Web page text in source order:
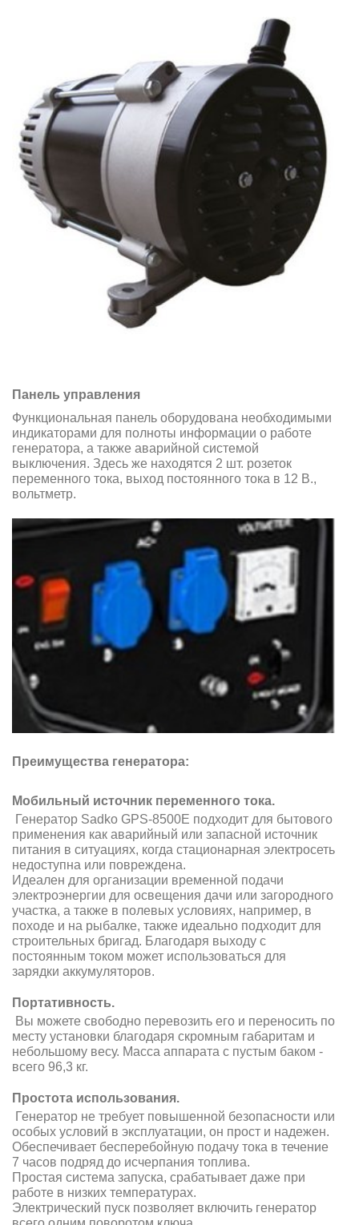
Панель управления
Функциональная панель оборудована необходимыми
индикаторами для полноты информации о работе
генератора, а также аварийной системой
выключения. Здесь же находятся 2 шт. розеток
переменного тока, выход постоянного тока в 12 В.,
вольтметр.
Преимущества генератора:
Мобильный источник переменного тока.
Генератор Sadko GPS-8500E подходит для бытового
применения как аварийный или запасной источник
питания в ситуациях, когда стационарная электросеть
недоступна или повреждена.
Идеален для организации временной подачи
электроэнергии для освещения дачи или загородного
участка, а также в полевых условиях, например, в
походе и на рыбалке, также идеально подходит для
строительных бригад. Благодаря выходу с
постоянным током может использоваться для
зарядки аккумуляторов.
Портативность.
Вы можете свободно перевозить его и переносить по
месту установки благодаря скромным габаритам и
небольшому весу. Масса аппарата с пустым баком -
всего 96,3 кг.
Простота использования.
Генератор не требует повышенной безопасности или
особых условий в эксплуатации, он прост и надежен.
Обеспечивает бесперебойную подачу тока в течение
7 часов подряд до исчерпания топлива.
Простая система запуска, срабатывает даже при
работе в низких температурах.
Электрический пуск позволяет включить генератор